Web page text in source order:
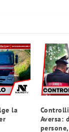
la
Aversa: